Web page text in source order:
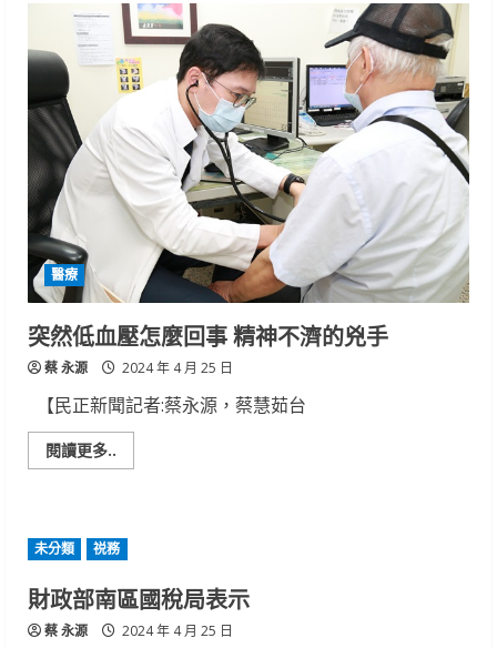
訓、
美
食
同
步
交
流
分
署
拉
丁
美
洲
香
菇
茶
葉
蛋
醫療
突然低血壓怎麼回事 精神不濟的兇手
蔡 永源 2024 年 4 月 25 日
【民正新聞記者:蔡永源，蔡慧茹台
閱讀更多..
more
血
壓
麼
回
精
未分類 祱務
財政部南區國稅局表示
蔡 永源 2024 年 4 月 25 日